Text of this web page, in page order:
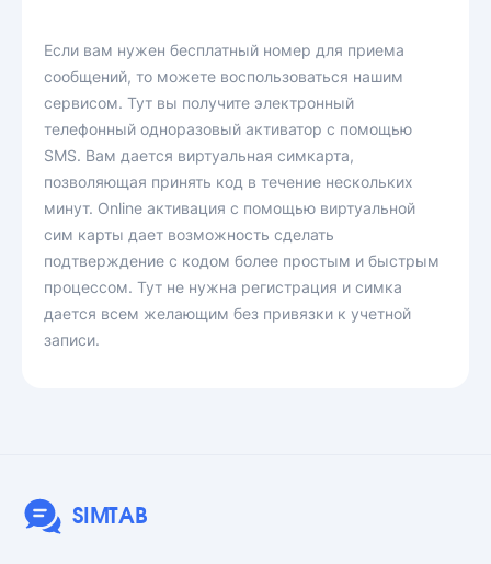
Если вам нужен бесплатный номер для приема
сообщений, то можете воспользоваться нашим
сервисом. Тут вы получите электронный
телефонный одноразовый активатор с помощью
SMS. Вам дается виртуальная симкарта,
позволяющая принять код в течение нескольких
минут. Online активация с помощью виртуальной
сим карты дает возможность сделать
подтверждение с кодом более простым и быстрым
процессом. Тут не нужна регистрация и симка
дается всем желающим без привязки к учетной
записи.
SIMTAB